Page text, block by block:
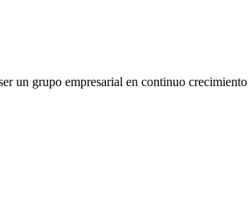
un grupo empresarial en continuo crecimiento